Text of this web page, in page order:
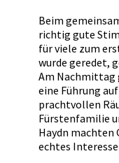
Beim
richtig gute
für viele zum
wurde geredet,
Am Nachmittag
eine Führung
prachtvollen
Fürstenfamilie
Haydn machten
echtes